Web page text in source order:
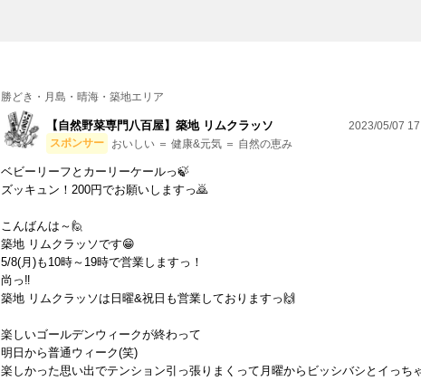
勝どき・月島・晴海・築地エリア
【自然野菜専門八百屋】築地 リムクラッソ
スポンサー おいしい ＝ 健康&元気 ＝ 自然の恵み
2023/05/07
ベビーリーフとカーリーケールっ🍃
ズッキュン！200円でお願いしますっ🙇
こんばんは～🙋
築地 リムクラッソです😁
5/8(月)も10時～19時で営業しますっ！
尚っ‼
築地 リムクラッソは日曜&祝日も営業しておりますっ🙌
楽しいゴールデンウィークが終わって
明日から普通ウィーク(笑)
楽しかった思い出でテンション引っ張りまくって月曜からビッシバシとイっち